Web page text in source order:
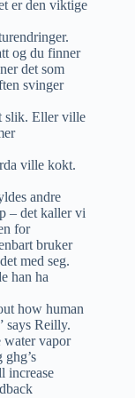
er den viktige
og du finner
det som
svinger
slik. Eller ville
ville kokt.
andre
– det kaller vi
for
bruker
med seg.
han ha
how human
says Reilly.
water vapor
increase